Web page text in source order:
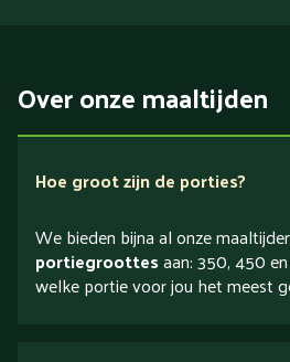
Over onze maaltijden
Hoe groot zijn de porties?
We bieden bijna al onze
portiegroottesaan: 350, 450
welke portie voor jou het meest